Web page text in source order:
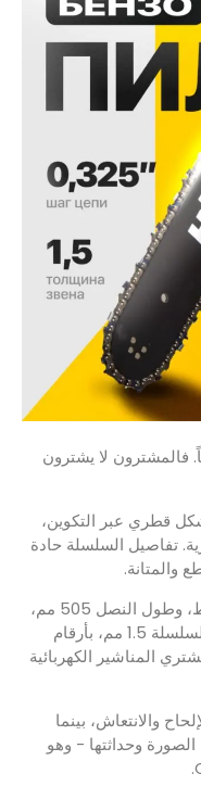
فالمشترون لا يشترون
قطري عبر التكوين،
تفاصيل السلسلة حادة
والمتانة.
تُعرض المواصفات مثل القدرة 2800 واط، وطول النصل 505 مم،
وخطوة السلسلة 0.325 بوصة، وسُمك السلسلة 1.5 مم، بأرقام
المناشير الكهربائية
والانتعاش، بينما
وحداثتها - وهو